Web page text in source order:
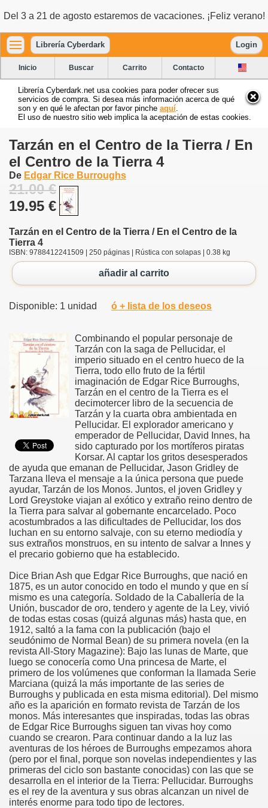
Del 3 a 21 de agosto estaremos de vacaciones. ¡Feliz verano!
Librería Cyberdark Login
Inicio Buscar Carrito Contacto
Librería Cyberdark.net usa cookies para poder ofrecer sus
servicios de compra. Si desea más información acerca de qué
son y en qué le afectan por favor pinche aquí
El uso de nuestro sitio web implica la aceptación de estas cookies.
Tarzán en el Centro de la Tierra / En
el Centro de la Tierra 4
De Edgar Rice Burroughs
21.00 €
19.95 €
Tarzán en el Centro de la Tierra / En el Centro de la
Tierra 4
ISBN: 9788412241509 | 250 páginas | Rústica con solapas | 0.38 kg
añadir al carrito
Disponible: 1 unidad ó + lista de los deseos
Combinando el popular personaje de
Tarzán con la saga de Pellucidar, el
imperio situado en el centro hueco de la
Tierra, todo ello fruto de la fértil
imaginación de Edgar Rice Burroughs,
Tarzán en el centro de la Tierra es el
decimotercer libro de la secuencia de
Tarzán y la cuarta obra ambientada en
Pellucidar. El explorador americano y
emperador de Pellucidar, David Innes, ha
sido capturado por los mortíferos piratas
Korsar. Al captar los gritos desesperados
de ayuda que emanan de Pellucidar, Jason Gridley de
Tarzana lleva el mensaje a la única persona que puede
ayudar, Tarzán de los Monos. Juntos, el joven Gridley y
Lord Greystoke viajan al exótico y extraño reino dentro de
la Tierra para salvar al gobernante encarcelado. Poco
acostumbrados a las dificultades de Pellucidar, los dos
luchan en su entorno salvaje, con su eterno mediodía y
sus extraños monstruos, en su intento de salvar a Innes y
el precario gobierno que ha establecido.
Dice Brian Ash que Edgar Rice Burroughs, que nació en
1875, es un autor conocido en todo el mundo y que en sí
mismo es una categoría. Soldado de la Caballería de la
Unión, buscador de oro, tendero y agente de la Ley, vivió
de todas estas cosas (quizá algunas más) hasta que, en
1912, saltó a la fama con la publicación (bajo el
seudónimo de Normal Bean) de su primera novela (en la
revista All-Story Magazine): Bajo las lunas de Marte, que
luego se conocería como Una princesa de Marte, el
primero de los volúmenes que conforman la llamada Serie
Marciana (quizá la más importante de las series de
Burroughs y publicada en esta misma editorial). Del mismo
año es la aparición en formato revista de Tarzán de los
monos. Más interesantes que inspiradas, todas las obras
de Edgar Rice Burroughs siguen tan vivas hoy como
cuando se crearon. Para continuar dando a la luz las
aventuras de los héroes de Burroughs empezamos ahora
(pero por el final, porque son novelas independientes y las
primeras del ciclo son bastante conocidas) con las que se
desarrolla en el interior de la Tierra: Pellucidar. Burroughs
es el rey de la aventura y sus obras alcanzan un nivel de
interés enorme para todo tipo de lectores.